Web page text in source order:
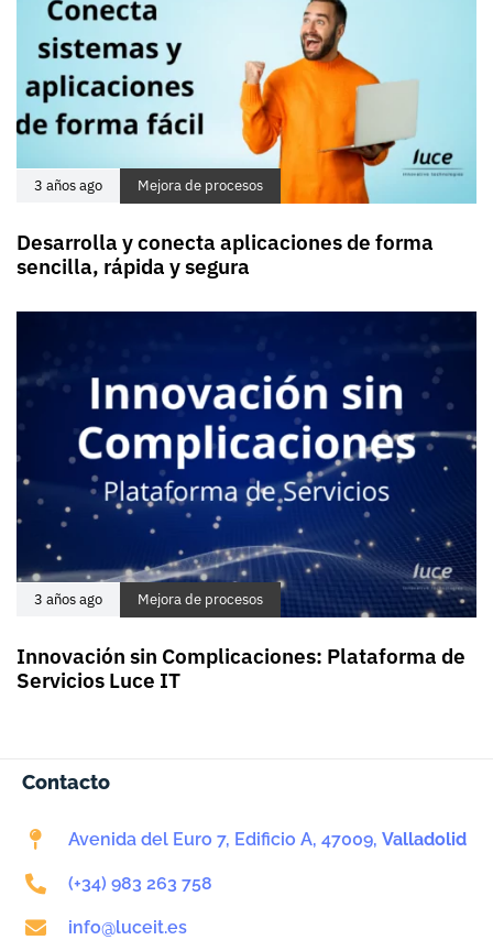
3 años ago Mejora de procesos
Desarrolla y conecta aplicaciones de forma
sencilla, rápida y segura
3 años ago Mejora de procesos
Innovación sin Complicaciones: Plataforma de
Servicios Luce IT
Contacto
Avenida del Euro 7, Edificio A, 47009, Valladolid
(+34) 983 263 758
info@luceit.es